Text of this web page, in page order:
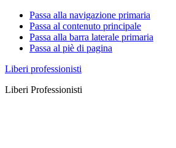
Passa alla navigazione primaria
Passa al contenuto principale
Passa alla barra laterale primaria
Passa al piè di pagina
Liberi professionisti
Liberi Professionisti